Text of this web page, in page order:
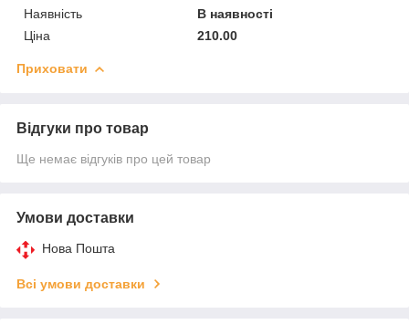
Наявність
В наявності
Ціна
210.00
Приховати
Відгуки про товар
Ще немає відгуків про цей товар
Умови доставки
Нова Пошта
Всі умови доставки